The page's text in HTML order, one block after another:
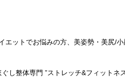
ットでお悩みの方、美姿勢・美尻/
し整体専門 ”ストレッチ&フィットネ